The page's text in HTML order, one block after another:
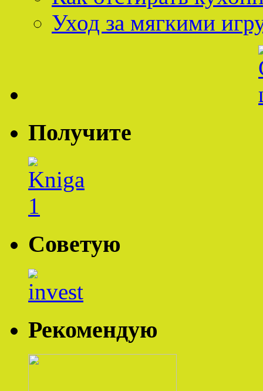
Уход за мягкими
Получите
Советую
Рекомендую